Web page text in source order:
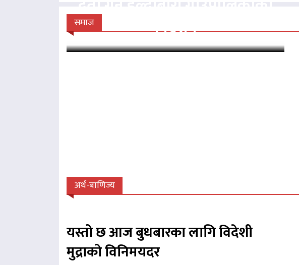
समाज
निर्देशन
अर्थ-बाणिज्य
यस्तो छ आज बुधबारका लागि विदेशी
मुद्राको विनिमयदर